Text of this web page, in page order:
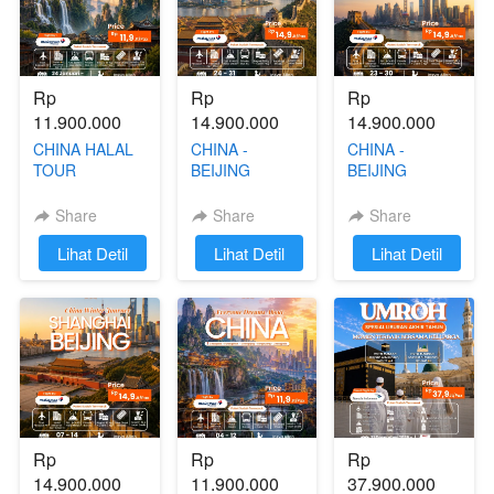
Rp
11.900.000
CHINA HALAL
TOUR
FENGHUANG -
ZHANGJIAJIE)
24 JANUARI -
01 FEBRUARI
2027
Share
`Lihat Detil
Rp
14.900.000
CHINA -
BEIJING
HALAL 24 - 31
JANUARI 2027
Share
`
Lihat Detil
Rp
14.900.000
CHINA -
BEIJING
HALAL 23 - 30
JANUARI 2027
Share
`Lihat Detil
Rp
14.900.000
Rp
11.900.000
Rp
37.900.000